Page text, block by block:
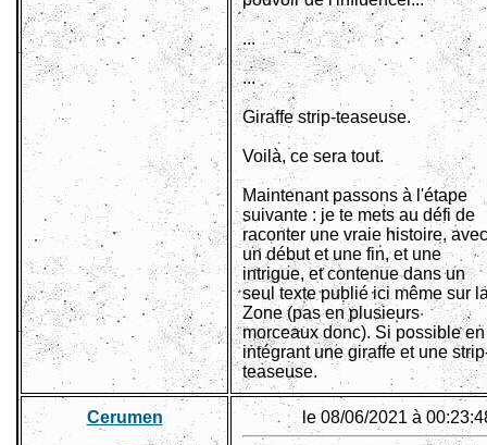
...
...
Giraffe strip-teaseuse.
Voilà, ce sera tout.
Maintenant passons à l'étape
suivante : je te mets au défi de
raconter une vraie histoire, avec
un début et une fin, et une
intrigue, et contenue dans un
seul texte publié ici même sur
Zone (pas en plusieurs
morceaux donc). Si possible en
intégrant une giraffe et une
teaseuse.
Cerumen le 08/06/2021 à